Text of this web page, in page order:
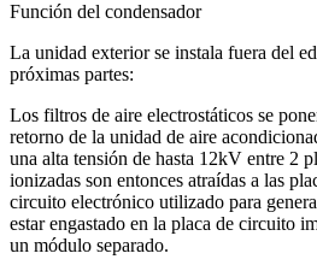
Función del condensador
La unidad exterior se instala fuera del
próximas partes:
Los filtros de aire electrostáticos se
retorno de la unidad de aire
una alta tensión de hasta 12kV entre 2
ionizadas son entonces atraídas a las
circuito electrónico utilizado para
estar engastado en la placa de circuito
un módulo separado.